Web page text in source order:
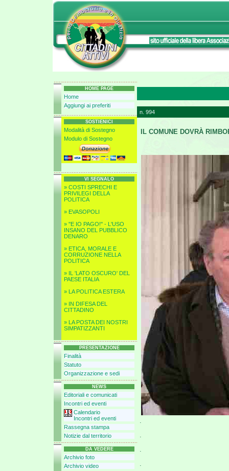
HOME PAGE
Home
Aggiungi ai preferiti
SOSTIENICI
Modalità di Sostegno
Modulo di Sostegno
VI SEGNALO
» COSTI SPRECHI E
PRIVILEGI DELLA
POLITICA
» EVASOPOLI
» ''E IO PAGO!'' - L'USO
INSANO DEL PUBBLICO
DENARO
» ETICA, MORALE E
CORRUZIONE NELLA
POLITICA
» IL 'LATO OSCURO' DEL
PAESE ITALIA
» LA POLITICA ESTERA
» IN DIFESA DEL
CITTADINO
» LA POSTA DEI NOSTRI
SIMPATIZZANTI
PRESENTAZIONE
Finalità
Statuto
Organizzazione e sedi
NEWS
Editoriali e comunicati
Incontri ed eventi
Calendario
Incontri ed eventi
Rassegna stampa
Notizie dal territorio
DA VEDERE
Archivio foto
Archivio video
n. 994
IL COMUNE DOVRÀ
.
.
.
.